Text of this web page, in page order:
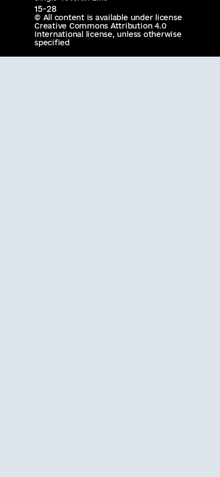
15-28
© All content is available under license
Creative Commons Attribution 4.0
International license, unless otherwise
specified